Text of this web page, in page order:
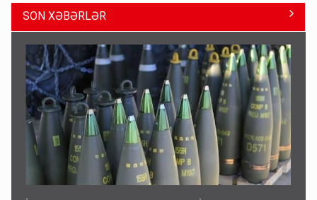
Geri çağırılan səfir Abel Məhərrəmovun oğludur - DOSYE
SON XƏBƏRLƏR